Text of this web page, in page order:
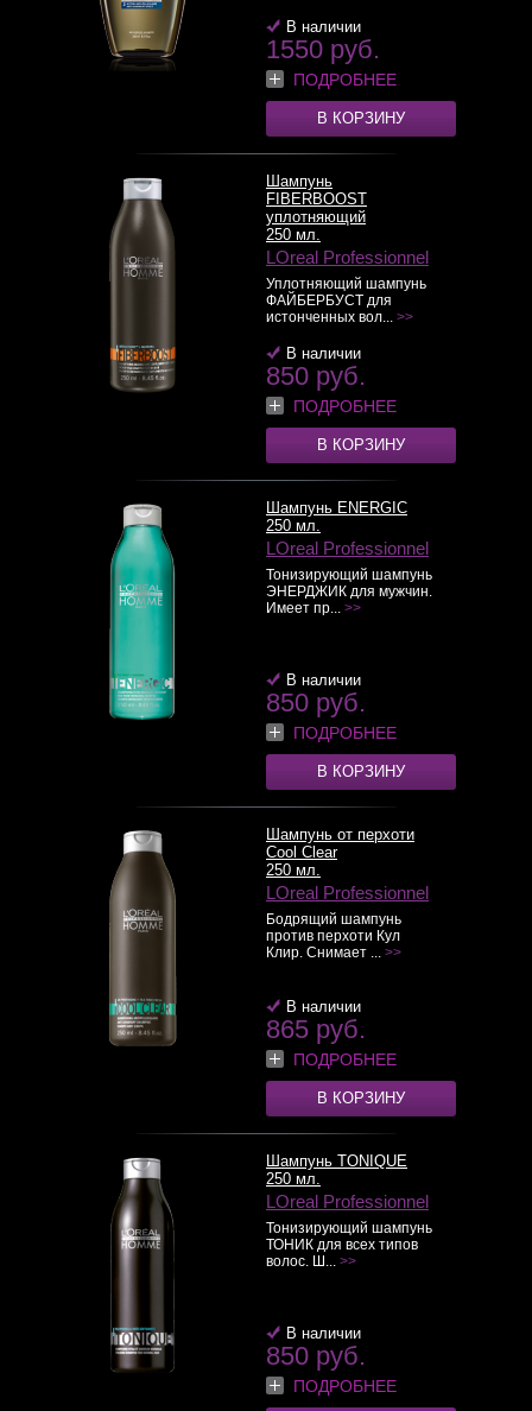
В наличии
1550 руб.
ПОДРОБНЕЕ
В КОРЗИНУ
Шампунь
FIBERBOOST
уплотняющий
250 мл.
LOreal Professionnel
Уплотняющий шампунь
ФАЙБЕРБУСТ для
истонченных вол... >>
В наличии
850 руб.
ПОДРОБНЕЕ
В КОРЗИНУ
Шампунь ENERGIC
250 мл.
LOreal Professionnel
Тонизирующий шампунь
ЭНЕРДЖИК для мужчин.
Имеет пр... >>
В наличии
850 руб.
ПОДРОБНЕЕ
В КОРЗИНУ
Шампунь от перхоти
Cool Clear
250 мл.
LOreal Professionnel
Бодрящий шампунь
против перхоти Кул
Клир. Снимает ... >>
В наличии
865 руб.
ПОДРОБНЕЕ
В КОРЗИНУ
Шампунь TONIQUE
250 мл.
LOreal Professionnel
Тонизирующий шампунь
ТОНИК для всех типов
волос. Ш... >>
В наличии
850 руб.
ПОДРОБНЕЕ